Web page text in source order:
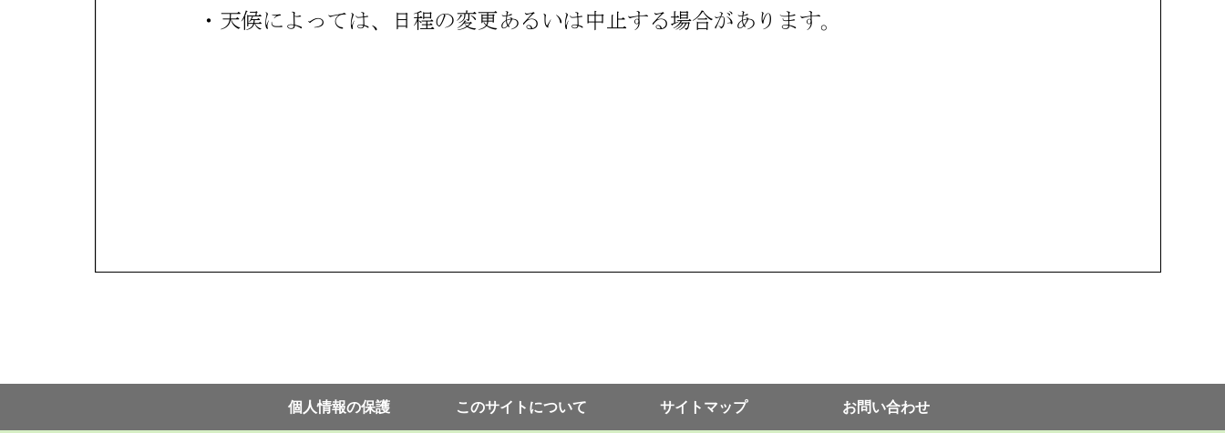
個⼈情報の保護 このサイトについて サイトマップ お問い合わせ